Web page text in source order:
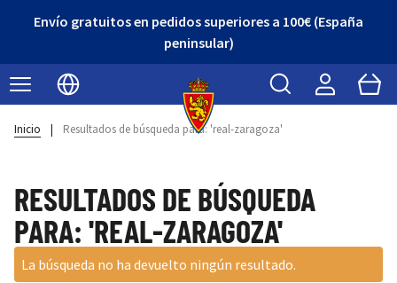
Envío gratuitos en pedidos superiores a 100€ (España
peninsular)
Seleccionar idioma
Buscar Cart
Inicio | Resultados de búsqueda para: 'real-zaragoza'
RESULTADOS DE BÚSQUEDA
PARA: 'REAL-ZARAGOZA'
La búsqueda no ha devuelto ningún resultado.